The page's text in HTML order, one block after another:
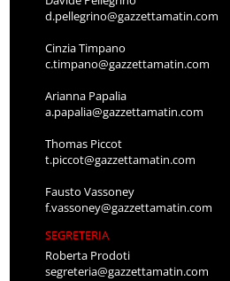
d.pellegrino@gazzettamatin.com
Cinzia Timpano
c.timpano@gazzettamatin.com
Arianna Papalia
a.papalia@gazzettamatin.com
Thomas Piccot
t.piccot@gazzettamatin.com
Fausto Vassoney
f.vassoney@gazzettamatin.com
SEGRETERIA
Roberta Prodoti
segreteria@gazzettamatin.com